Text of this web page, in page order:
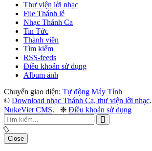
Thư viện lời nhạc
File Thánh lễ
Nhạc Thánh Ca
Tin Tức
Thành viên
Tìm kiếm
RSS-feeds
Điều khoản sử dụng
Album ảnh
Chuyển giao diện: Tự động Máy Tính
© Download nhạc Thánh Ca, thư viện lời nhạc.
NukeViet CMS. ❉ Điều khoản sử dụng
Close